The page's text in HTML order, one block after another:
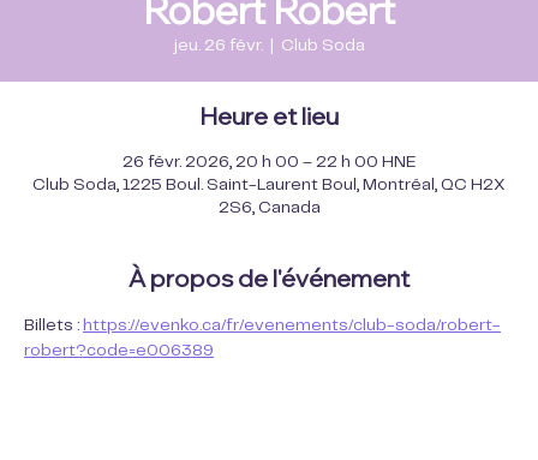
Robert Robert
jeu. 26 févr.
  |
Club Soda
Heure et lieu
26 févr. 2026, 20 h 00 – 22 h 00 HNE
Club Soda, 1225 Boul. Saint-Laurent Boul, Montréal, QC H2X
2S6, Canada
À propos de l'événement
Billets : https://evenko.ca/fr/evenements/club-soda/robert-
robert?code=e006389